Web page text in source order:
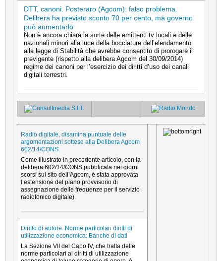
DTT, canoni. Posteraro (Agcom): falso problema.
Delibera ha previsto sconto 70 per cento, ma governo
può aumentarlo
Non è ancora chiara la sorte delle emittenti tv locali e delle
nazionali minori alla luce della bocciature dell’elendamento
alla legge di Stabilità che avrebbe consentito di prorogare il
previgente (rispetto alla delibera Agcom del 30/09/2014)
regime dei canoni per l’esercizio dei diritti d’uso dei canali
digitali terrestri.
Radio digitale, disamina puntuale delle
argomentazioni sottese alla Delibera Agcom
602/14/CONS
Come illustrato in precedente articolo, con la
delibera 602/14/CONS pubblicata nei giorni
scorsi sul sito dell’Agcom, è stata approvata
l’estensione del piano provvisorio di
assegnazione delle frequenze per il servizio
radiofonico digitale).
Diritto di autore. Norme particolari diritti di
utilizzazione economica: Banche di dati
La Sezione VII del Capo IV, che tratta delle
norme particolari ai diritti di utilizzazione